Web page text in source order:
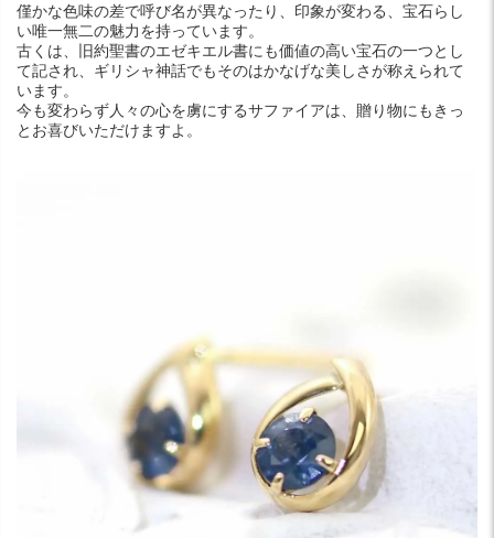
僅かな色味の差で呼び名が異なったり、印象が変わる、宝石らし
い唯一無二の魅力を持っています。
古くは、旧約聖書のエゼキエル書にも価値の高い宝石の一つとし
て記され、ギリシャ神話でもそのはかなげな美しさが称えられて
います。
今も変わらず人々の心を虜にするサファイアは、贈り物にもきっ
とお喜びいただけますよ。